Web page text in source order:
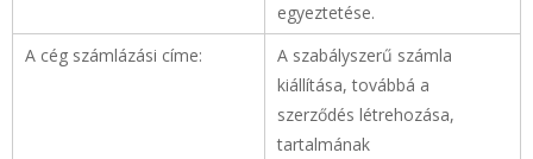
egyeztetése.
A cég számlázási címe:
A szabályszerű számla
kiállítása, továbbá a
szerződés létrehozása,
tartalmának